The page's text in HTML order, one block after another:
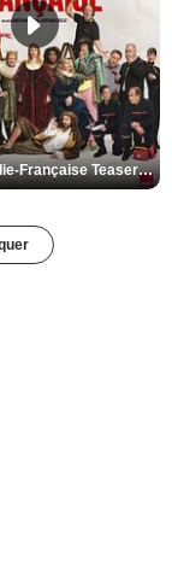
De la Comédie-Française Teaser VF